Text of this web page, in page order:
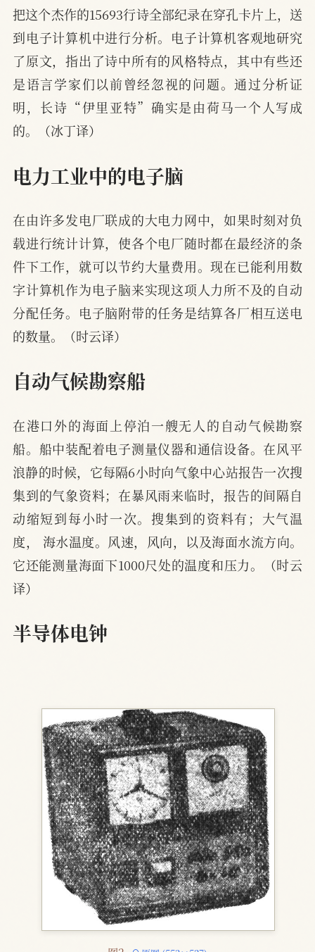
把这个杰作的15693行诗全部纪录在穿孔卡片上，送
到电子计算机中进行分析。电子计算机客观地研究
了原文，指出了诗中所有的风格特点，其中有些还
是语言学家们以前曾经忽视的问题。通过分析证
明，长诗“伊里亚特”确实是由荷马一个人写成
的。（冰丁译）
电力工业中的电子脑
在由许多发电厂联成的大电力网中，如果时刻对负
载进行统计计算，使各个电厂随时都在最经济的条
件下工作，就可以节约大量费用。现在已能利用数
字计算机作为电子脑来实现这项人力所不及的自动
分配任务。电子脑附带的任务是结算各厂相互送电
的数量。（时云译）
自动气候勘察船
在港口外的海面上停泊一艘无人的自动气候勘察
船。船中装配着电子测量仪器和通信设备。在风平
浪静的时候，它每隔6小时向气象中心站报告一次搜
集到的气象资料；在暴风雨来临时，报告的间隔自
动缩短到每小时一次。搜集到的资料有；大气温
度， 海水温度。风速，风向，以及海面水流方向。
它还能测量海面下1000尺处的温度和压力。（时云
译）
半导体电钟